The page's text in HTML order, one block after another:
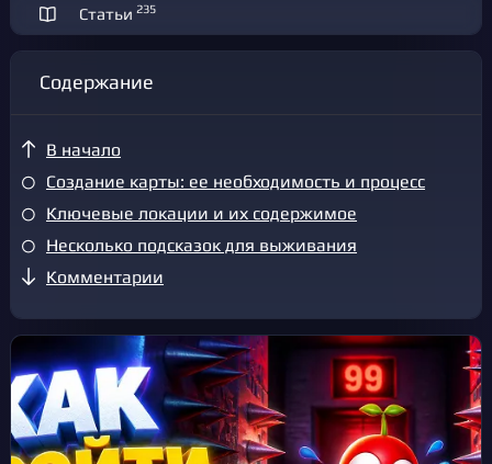
Статьи 235
Содержание
В начало
Создание карты: ее необходимость и процесс
Ключевые локации и их содержимое
Несколько подсказок для выживания
Комментарии